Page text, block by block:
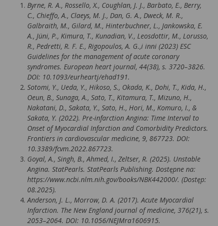
Byrne, R. A., Rossello, X., Coughlan, J. J., Barbato, E., Berry,
C., Chieffo, A., Claeys, M. J., Dan, G. A., Dweck, M. R.,
Galbraith, M., Gilard, M., Hinterbuchner, L., Jankowska, E.
A., Jüni, P., Kimura, T., Kunadian, V., Leosdottir, M., Lorusso,
R., Pedretti, R. F. E., Rigopoulos, A. G.,i inni (2023) ESC
Guidelines for the management of acute coronary
syndromes. European heart journal, 44(38), s. 3720–3826.
DOI: 10.1093/eurheartj/ehad191.
Sotomi, Y., Ueda, Y., Hikoso, S., Okada, K., Dohi, T., Kida, H.,
Oeun, B., Sunaga, A., Sato, T., Kitamura, T., Mizuno, H.,
Nakatani, D., Sakata, Y., Sato, H., Hori, M., Komuro, I., &
Sakata, Y. (2022). Pre-infarction Angina: Time Interval to
Onset of Myocardial Infarction and Comorbidity Predictors.
Frontiers in cardiovascular medicine, 9, 867723. DOI:
10.3389/fcvm.2022.867723.
Goyal, A., Singh, B., Ahmed, I., Zeltser, R. (2025). Unstable
Angina. StatPearls. StatPearls Publishing. Dostępne na:
https://www.ncbi.nlm.nih.gov/books/NBK442000/. (Dostęp:
08.2025).
Anderson, J. L., Morrow, D. A. (2017). Acute Myocardial
Infarction. The New England journal of medicine, 376(21), s.
2053–2064. DOI: 10.1056/NEJMra1606915.